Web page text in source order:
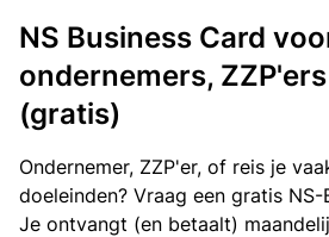
NS Business Card
ondernemers,
(gratis)
Ondernemer, ZZP'er, of reis je
doeleinden? Vraag een gratis NS-
Je ontvangt (en betaalt)